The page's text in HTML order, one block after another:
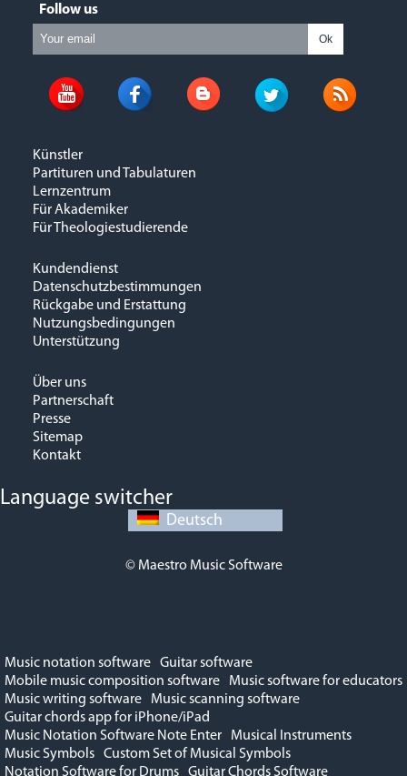
Künstler
Partituren und Tabulaturen
Lernzentrum
Für Akademiker
Für Theologiestudierende
Kundendienst
Datenschutzbestimmungen
Rückgabe und Erstattung
Nutzungsbedingungen
Unterstützung
Über uns
Partnerschaft
Presse
Sitemap
Kontakt
Follow us
Ok
Language switcher
Deutsch
© Maestro Music Software
Music notation software
Guitar software
Mobile music composition software
Music software for educators
Music writing software
Music scanning software
Guitar chords app for iPhone/iPad
Music Notation Software Note Enter
Musical Instruments
Music Symbols
Custom Set of Musical Symbols
Notation Software for Drums
Guitar Chords Software